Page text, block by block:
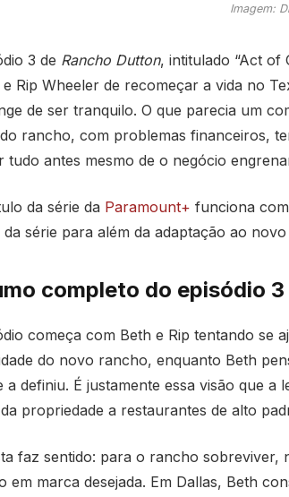
Imagem:
3 de Rancho Dutton, intitulado “Act of
Rip Wheeler de recomeçar a vida no
de ser tranquilo. O que parecia um
rancho, com problemas financeiros,
tudo antes mesmo de o negócio
da série da Paramount+ funciona
da série para além da adaptação ao novo
completo do episódio
começa com Beth e Rip tentando se
do novo rancho, enquanto Beth
a definiu. É justamente essa visão que
propriedade a restaurantes de alto
faz sentido: para o rancho
em marca desejada. Em Dallas, Beth